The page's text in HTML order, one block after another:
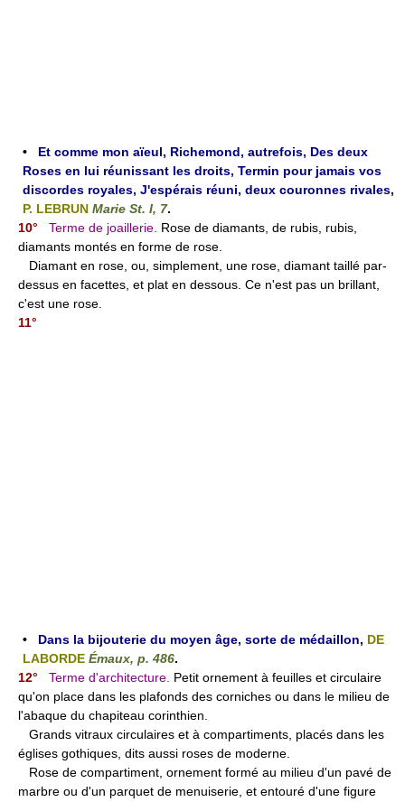
• Et comme mon aïeul, Richemond, autrefois, Des deux
Roses en lui réunissant les droits, Termin pour jamais vos
discordes royales, J'espérais réuni, deux couronnes rivales,
P. LEBRUN Marie St. I, 7.
10°
Terme de joaillerie. Rose de diamants, de rubis, rubis,
diamants montés en forme de rose.
Diamant en rose, ou, simplement, une rose, diamant taillé par-
dessus en facettes, et plat en dessous. Ce n'est pas un brillant,
c'est une rose.
11°
• Dans la bijouterie du moyen âge, sorte de médaillon, DE
LABORDE Émaux, p. 486.
12°
Terme d'architecture. Petit ornement à feuilles et circulaire
qu'on place dans les plafonds des corniches ou dans le milieu de
l'abaque du chapiteau corinthien.
Grands vitraux circulaires et à compartiments, placés dans les
églises gothiques, dits aussi roses de moderne.
Rose de compartiment, ornement formé au milieu d'un pavé de
marbre ou d'un parquet de menuiserie, et entouré d'une figure